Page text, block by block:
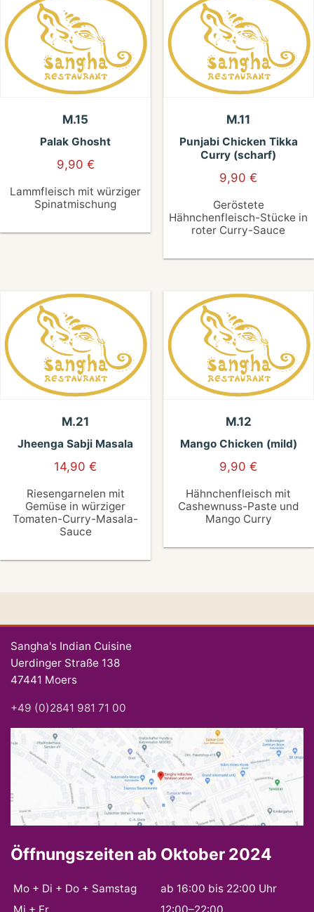
M.15
Palak Ghosht
9,90 €
Lammfleisch mit würziger
Spinatmischung
M.11
Punjabi Chicken Tikka
Curry (scharf)
9,90€
Geröstete
Hähnchenfleisch-Stücke in
roter Curry-Sauce
M.21
Jheenga Sabji Masala
14,90€
Riesengarnelen mit
Gemüse in würziger
Tomaten-Curry-Masala-
Sauce
M.12
Mango Chicken (mild)
9,90€
Hähnchenfleisch mit
Cashewnuss-Paste und
Mango Curry
Sangha's Indian Cuisine
Uerdinger Straße 138
47441 Moers
+49 (0)2841 981 71 00
Öffnungszeiten ab Oktober 2024
Mo + Di + Do + Samstag
ab 16:00 bis 22:00 Uhr
Mi + Fr
12:00–22:00